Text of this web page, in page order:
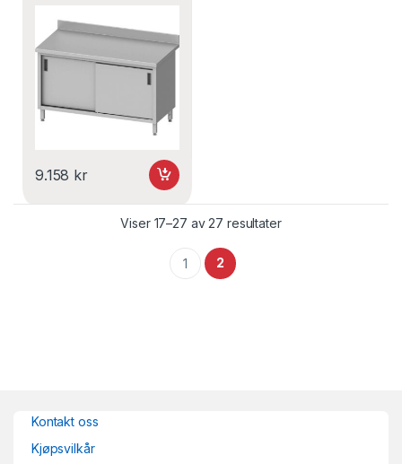
950187140S – Stalgast
9.158 kr
Viser 17–27 av 27 resultater
1 2
Kontakt oss
Kjøpsvilkår